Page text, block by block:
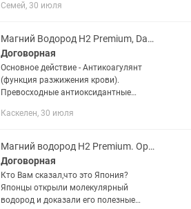
✅тревожность,бессонница и трудности
аритмия или...
Семей, 30 июля
Магний Водород Н2 Premium, Dandelion, Оригинал, Бесплатная доставка
Договорная
Основное действие - Антикоагулянт
(функция разжижения крови).
Превосходные антиоксидантные
обнаружены и доказаны в 2007 году
исследованиям...
Каскелен, 30 июля
Магний водород H2 Premium. Оригинал 100%. Доставка
Договорная
Кто Вам сказал,что это Япония?
Японцы открыли молекулярный
водород и доказали его полезные